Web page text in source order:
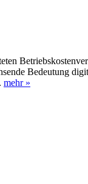
Bedeutung
mehr »